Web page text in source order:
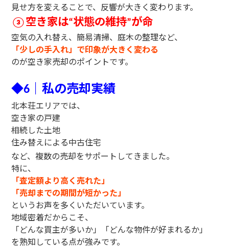
見せ方を変えることで、反響が大きく変わります。
③空き家は“状態の維持”が命
空気の入れ替え、簡易清掃、庭木の整理など、
「少しの手入れ」で印象が大きく変わる
のが空き家売却のポイントです。
◆6 ｜私の売却実績
北本荘エリアでは、
空き家の戸建
相続した土地
住み替えによる中古住宅
など、複数の売却をサポートしてきました。
特に、
「査定額より高く売れた」
「売却までの期間が短かった」
というお声を多くいただいています。
地域密着だからこそ、
「どんな買主が多いか」「どんな物件が好まれるか」
を熟知している点が強みです。